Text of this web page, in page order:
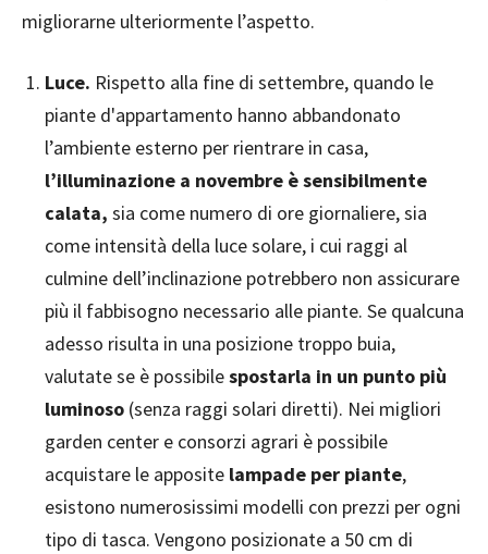
migliorarne ulteriormente l’aspetto.
Luce. Rispetto alla fine di settembre, quando le
piante d'appartamento hanno abbandonato
l’ambiente esterno per rientrare in casa,
l’illuminazione a novembre è sensibilmente
calata, sia come numero di ore giornaliere, sia
come intensità della luce solare, i cui raggi al
culmine dell’inclinazione potrebbero non assicurare
più il fabbisogno necessario alle piante. Se qualcuna
adesso risulta in una posizione troppo buia,
valutate se è possibilespostarla in un punto più
luminoso (senza raggi solari diretti). Nei migliori
garden center e consorzi agrari è possibile
acquistare le apposite lampade per piante,
esistono numerosissimi modelli con prezzi per ogni
tipo di tasca. Vengono posizionate a 50 cm di